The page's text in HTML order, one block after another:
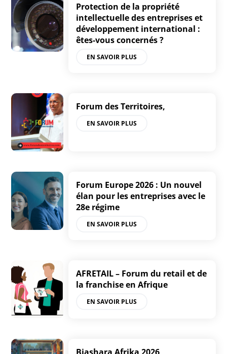
Protection de la propriété
intellectuelle des entreprises et
développement international :
êtes-vous concernés ?
EN SAVOIR PLUS
Forum des Territoires,
EN SAVOIR PLUS
Forum Europe 2026 : Un nouvel
élan pour les entreprises avec le
28e régime
EN SAVOIR PLUS
AFRETAIL – Forum du retail et de
la franchise en Afrique
EN SAVOIR PLUS